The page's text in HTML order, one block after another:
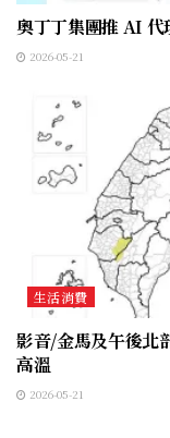
奧丁丁集團推 AI
2026-05-21
生活消費
影音/金馬及午後北
高溫
2026-05-21